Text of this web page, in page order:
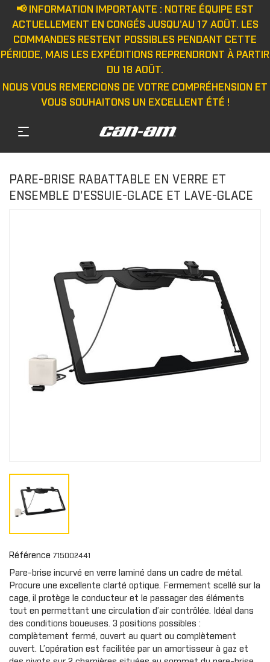
📢 INFORMATION IMPORTANTE : NOTRE ÉQUIPE EST
ACTUELLEMENT EN CONGÉS JUSQU'AU 17 AOÛT. LES
COMMANDES RESTENT POSSIBLES PENDANT CETTE
PÉRIODE, MAIS LES EXPÉDITIONS REPRENDRONT À PARTIR
DU 18 AOÛT.
NOUS VOUS REMERCIONS DE VOTRE COMPRÉHENSION ET
VOUS SOUHAITONS UN EXCELLENT ÉTÉ !
PARE-BRISE RABATTABLE EN VERRE ET
ENSEMBLE D'ESSUIE-GLACE ET LAVE-GLACE
Référence 715002441
Pare-brise incurvé en verre laminé dans un cadre de métal.
Procure une excellente clarté optique. Fermement scellé sur la
cage, il protège le conducteur et le passager des éléments
tout en permettant une circulation d’air contrôlée. Idéal dans
des conditions boueuses. 3 positions possibles :
complètement fermé, ouvert au quart ou complètement
ouvert. L’opération est facilitée par un amortisseur à gaz et